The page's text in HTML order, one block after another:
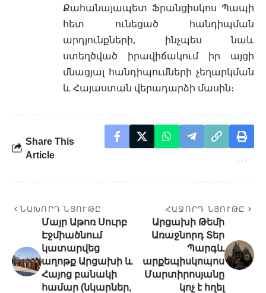
Քահանայապետ Ֆրանցիսկոս Պապի
հետ ունեցած հանդիպման
արդյունքների, ինչպես նաև
ստեղծված իրավիճակում իր այցի
մնացյալ հանդիպումների չեղարկման
և Հայաստան վերադարձի մասին։
Share This
Article
ՆԱԽՈՐԴ ՆՅՈՒԹԸ
Մայր Աթոռ Սուրբ
Էջմիածնում
կատարվեց
աղոթք Արցախի և
Հայոց բանակի
համար (նկարներ,
ՀԱՋՈՐԴ ՆՅՈՒԹԸ
Արցախի Թեմի
Առաջնորդ Տեր
Պարգև
արքեպիսկոպոս
Մարտիրոսյանը
կոչ է հղել